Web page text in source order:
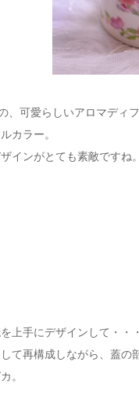
、可愛らしいアロマディフ
カラー。
インがとても素敵ですね。
上手にデザインして・・
て再構成しながら、蓋の
。